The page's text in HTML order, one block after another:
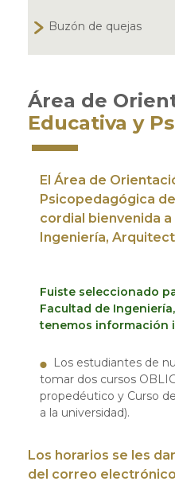
Buzón de quejas
Área de
Educativa y
El Área de
Psicopedagógica
cordial bienvenida
Ingeniería,
Fuiste seleccionado
Facultad de
tenemos información
Los estudiantes de
tomar dos cursos
propedéutico y Curso
a la universidad).
Los horarios se les
del correo